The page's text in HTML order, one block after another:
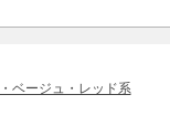
ベージュ・レッド系